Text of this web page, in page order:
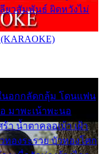
ยวสัมพันธ์ ผิดหวังไม่
นอกกลัดกลุ้ม โดนแฟน
มาพะเน้าพะนอ
า น้ำตาคลอเบ้า เฝ้า
องระรวย บัวทองโศก